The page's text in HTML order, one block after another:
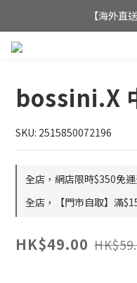
全店滿$350
【海外直
bossini.X
SKU: 2515850072196
全店，網店限時$350免
全店，【門市自取】滿
HK$49.00